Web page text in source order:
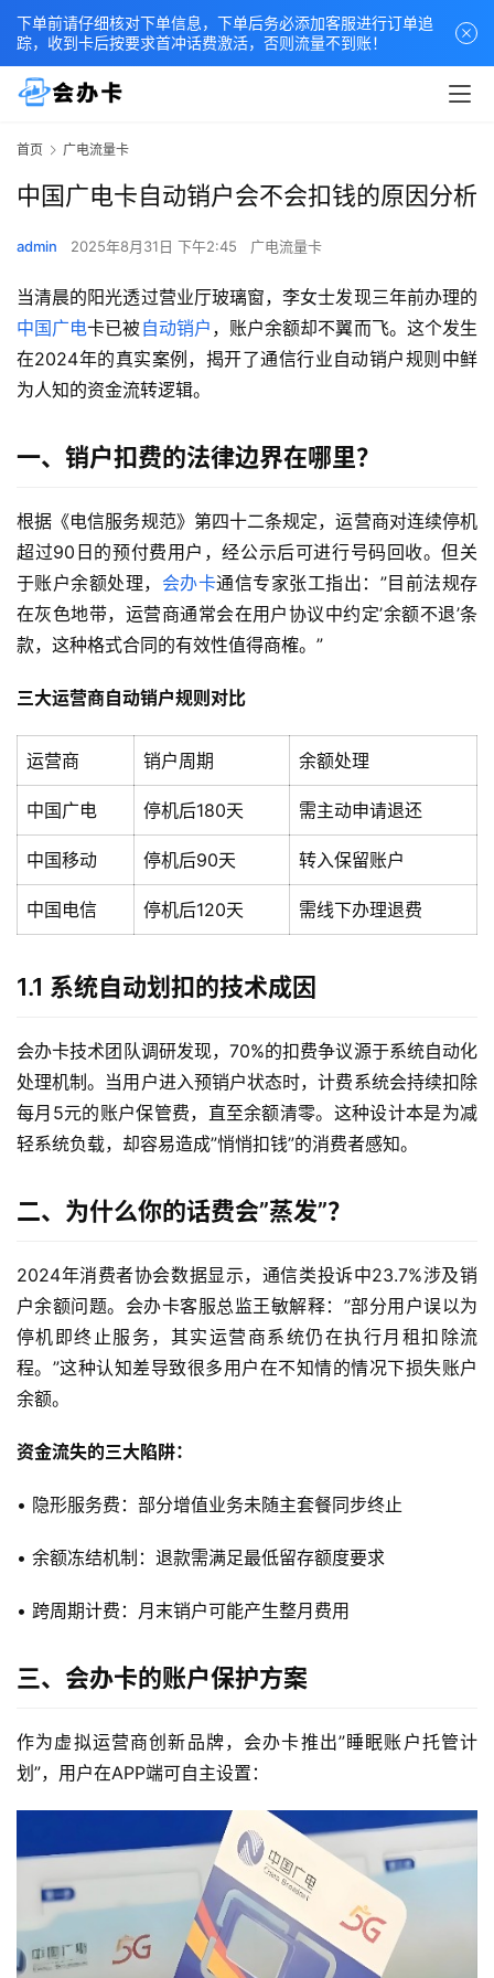
首页 广电流量卡
中国广电卡自动销户会不会扣钱的原因分析
admin 2025年8月31日 下午2:45 广电流量卡
当清晨的阳光透过营业厅玻璃窗，李女士发现三年前办理的
中国广电卡已被自动销户 ，账户余额却不翼而飞。这个发生
在2024年的真实案例，揭开了通信行业自动销户规则中鲜
为人知的资金流转逻辑。
一、销户扣费的法律边界在哪里？
根据《电信服务规范》第四十二条规定，运营商对连续停机
超过90日的预付费用户，经公示后可进行号码回收。但关
于账户余额处理， 会办卡通信专家张工指出：”目前法规存
在灰色地带，运营商通常会在用户协议中约定’余额不退’条
款，这种格式合同的有效性值得商榷。”
三大运营商自动销户规则对比
运营商 销户周期 余额处理
中国广电 停机后180天 需主动申请退还
中国移动 停机后90天 转入保留账户
中国电信 停机后120天 需线下办理退费
1.1 系统自动划扣的技术成因
会办卡技术团队调研发现，70%的扣费争议源于系统自动化
处理机制。当用户进入预销户状态时，计费系统会持续扣除
每月5元的账户保管费，直至余额清零。这种设计本是为减
轻系统负载，却容易造成”悄悄扣钱”的消费者感知。
二、为什么你的话费会”蒸发”？
2024年消费者协会数据显示，通信类投诉中23.7%涉及销
户余额问题。会办卡客服总监王敏解释：”部分用户误以为
停机即终止服务，其实运营商系统仍在执行月租扣除流
程。”这种认知差导致很多用户在不知情的情况下损失账户
余额。
资金流失的三大陷阱：
• 隐形服务费：部分增值业务未随主套餐同步终止
• 余额冻结机制：退款需满足最低留存额度要求
• 跨周期计费：月末销户可能产生整月费用
三、会办卡的账户保护方案
作为虚拟运营商创新品牌，会办卡推出”睡眠账户托管计
划”，用户在APP端可自主设置：
下单前请仔细核对下单信息，下单后务必添加客服进行订单追
踪，收到卡后按要求首冲话费激活，否则流量不到账！